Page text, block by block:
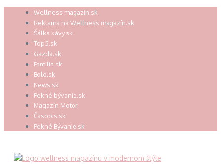
Preskočiť Wellness magazín.sk
Reklama na Wellness magazín.sk
Šálka kávy.sk
Top5.sk
Gazda.sk
Familia.sk
Bold.sk
News.sk
Pekné bývanie.sk
Magazín Motor
Časopis.sk
Pekné Bývanie.sk